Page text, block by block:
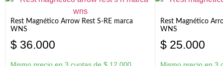
Rest Magnético Arrow Rest S-RE marca
WNS
$ 36.000
Rest Magnético
WNS
$ 25.000